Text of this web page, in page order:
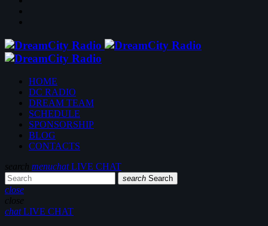
HOME
DC RADIO
DREAM TEAM
SCHEDULE
SPONSORSHIP
BLOG
CONTACTS
search menuchatLIVE CHAT
search Search
close
close
chatLIVE CHAT